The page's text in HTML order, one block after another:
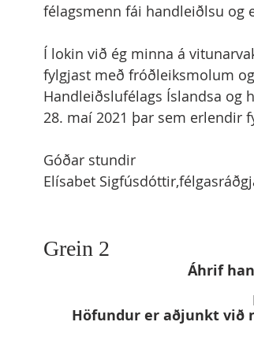
félagsmenn fái handleiðlsu
Í lokin við ég minna á
fylgjast með fróðleiksmolum
Handleiðslufélags Íslandsa og
28. maí 2021 þar sem erlendir
Góðar stundir
Elísabet
Grein 2
Áhrif
Höfundur er aðjunkt við